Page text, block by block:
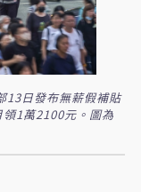
13日發布無薪假補貼
1萬2100元。圖為